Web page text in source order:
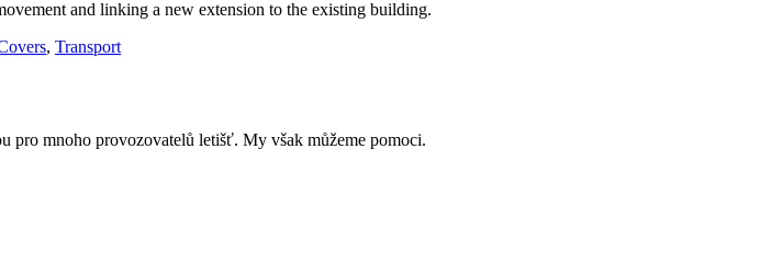
and linking a new extension to the existing building.
, Transport
pro mnoho provozovatelů letišť. My však můžeme pomoci.